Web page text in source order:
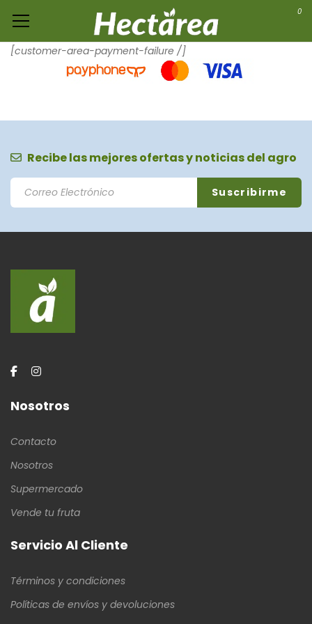
0
[customer-area-payment-failure /]
Recibe las mejores ofertas y noticias del agro
Nosotros
Contacto
Nosotros
Supermercado
Vende tu fruta
Servicio Al Cliente
Términos y condiciones
Políticas de envíos y devoluciones